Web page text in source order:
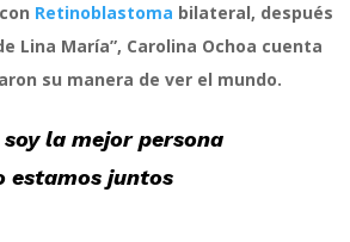
Retinoblastoma bilateral, después
Lina María”, Carolina Ochoa cuenta
su manera de ver el mundo.
la mejor persona
estamos juntos